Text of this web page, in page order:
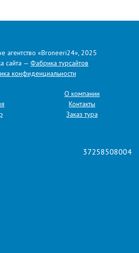
агентство «Broneeri24», 2025
сайта — Фабрика турсайтов
конфиденциальности
О компании
Контакты
Заказ тура
37258508004